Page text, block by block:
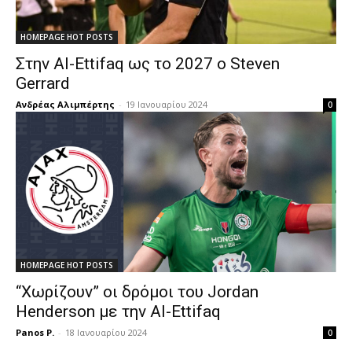
HOMEPAGE HOT POSTS
Στην Al-Ettifaq ως το 2027 ο Steven
Gerrard
Ανδρέας Αλιμπέρτης - 19 Ιανουαρίου 2024 0
HOMEPAGE HOT POSTS
“Χωρίζουν” οι δρόμοι του Jordan
Henderson με την Al-Ettifaq
Panos P. - 18 Ιανουαρίου 2024 0